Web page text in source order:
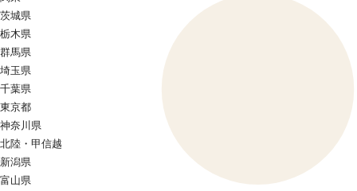
茨城県
栃木県
群馬県
埼玉県
千葉県
東京都
神奈川県
北陸・甲信越
新潟県
富山県